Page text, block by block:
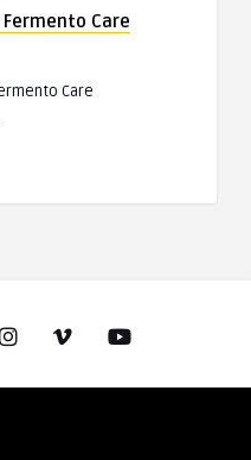
Fermento Care
Care